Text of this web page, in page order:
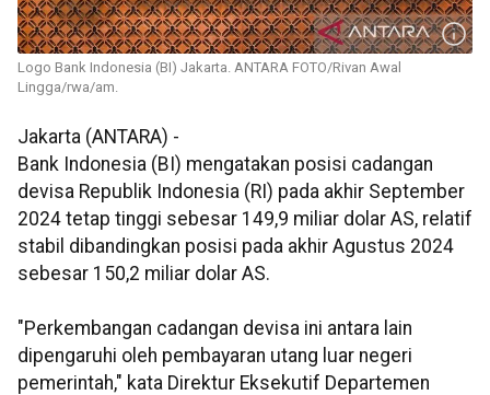
Logo Bank Indonesia (BI) Jakarta. ANTARA FOTO/Rivan Awal
Lingga/rwa/am.
Jakarta (ANTARA) -
Bank Indonesia (BI) mengatakan posisi cadangan
devisa Republik Indonesia (RI) pada akhir September
2024 tetap tinggi sebesar 149,9 miliar dolar AS, relatif
stabil dibandingkan posisi pada akhir Agustus 2024
sebesar 150,2 miliar dolar AS.
"Perkembangan cadangan devisa ini antara lain
dipengaruhi oleh pembayaran utang luar negeri
pemerintah," kata Direktur Eksekutif Departemen